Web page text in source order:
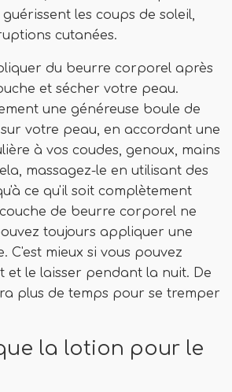
les coups de soleil,
cutanées.
du beurre corporel après
et sécher votre peau.
une généreuse boule de
votre peau, en accordant une
à vos coudes, genoux, mains
massagez-le en utilisant des
ce qu'il soit complètement
de beurre corporel ne
toujours appliquer une
C'est mieux si vous pouvez
et le laisser pendant la nuit. De
plus de temps pour se tremper
la lotion pour le